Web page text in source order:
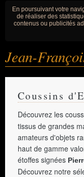
En poursuivant votre
de réaliser des
contenus ou publicités
Jean-
Coussins
Découvrez les
tissus de grandes
amateurs d'objets
haut de gamme
étoffes signées
Découvrez notre